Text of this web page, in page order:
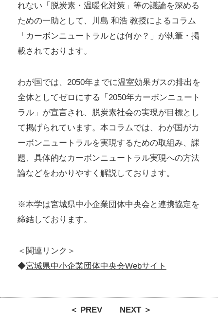
れない「脱炭素・温暖化対策」等の議論を深める
ための一助として、川島 和浩 教授によるコラム
「カーボンニュートラルとは何か？」が執筆・掲
載されております。
わが国では、2050年までに温室効果ガスの排出を
全体としてゼロにする「2050年カーボンニュート
ラル」が宣言され、脱炭素社会の実現が目標とし
て掲げられています。本コラムでは、わが国がカ
ーボンニュートラルを実現するための取組み、課
題、具体的なカーボンニュートラル実現への方法
論などをわかりやすく解説しております。
※本学は宮城県中小企業団体中央会と連携協定を
締結しております。
＜関連リンク＞
◆宮城県中小企業団体中央会Webサイト
＜ PREV NEXT ＞